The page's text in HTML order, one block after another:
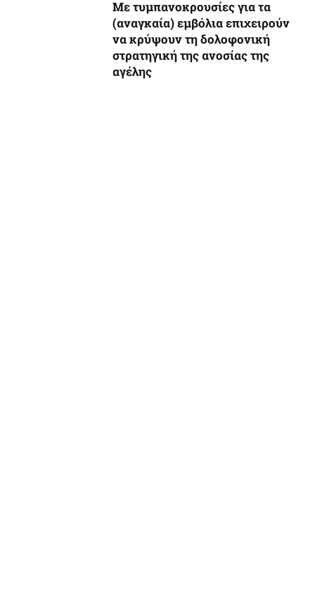
Με τυμπανοκρουσίες για τα
(αναγκαία) εμβόλια επιχειρούν
να κρύψουν τη δολοφονική
στρατηγική της ανοσίας της
αγέλης